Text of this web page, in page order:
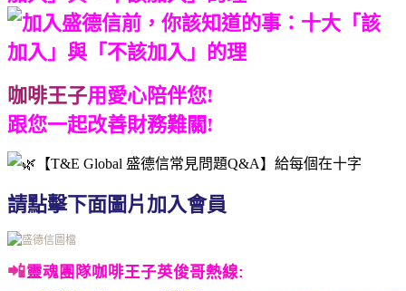
咖啡王子用愛心陪伴您!
跟您一起改善財務難關!
請點擊下面圖片加入會員
📲靈魂團隊咖啡王子英俊哥熱線: